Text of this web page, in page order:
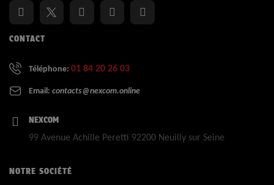
CONTACT
Téléphone: 01 84 20 26 03
Email: contacts@nexcom.online
NEXCOM
99 Avenue Achille Peretti 92200 Neuilly sur Seine
NOTRE SOCIÉTÉ